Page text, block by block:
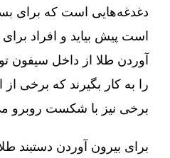
دغدغه‌هایی است که برای
است پیش بیاید و افراد
آوردن طلا از داخل سیفون
را به کار بگیرند که برخی
برخی نیز با شکست روبرو
برای بیرون آوردن دستبند